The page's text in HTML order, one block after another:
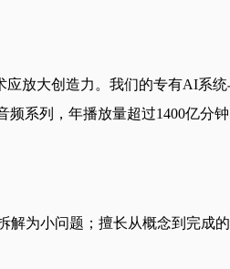
放大创造力。我们的专有AI系
系列，年播放量超过1400亿分
为小问题；擅长从概念到完成